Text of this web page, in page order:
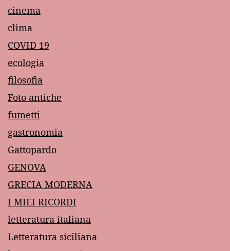
cinema
clima
COVID 19
ecologia
filosofia
Foto antiche
fumetti
gastronomia
Gattopardo
GENOVA
GRECIA MODERNA
I MIEI RICORDI
letteratura italiana
Letteratura siciliana